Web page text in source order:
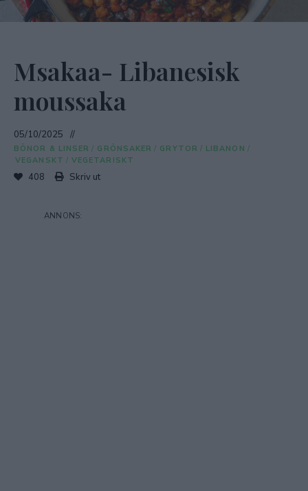
Msakaa- Libanesisk
moussaka
05/10/2025
BÖNOR & LINSER / GRÖNSAKER / GRYTOR / LIBANON /
VEGANSKT / VEGETARISKT
408 Skriv ut